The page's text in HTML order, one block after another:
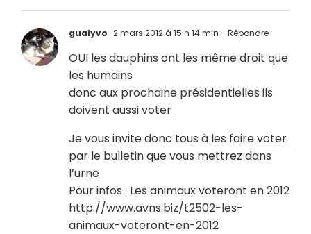
gualyvo 2 mars 2012 à 15 h 14 min - Répondre
OUI les dauphins ont les même droit que
les humains
donc aux prochaine présidentielles ils
doivent aussi voter
Je vous invite donc tous à les faire voter
par le bulletin que vous mettrez dans
l’urne
Pour infos : Les animaux voteront en 2012
http://www.avns.biz/t2502-les-
animaux-voteront-en-2012